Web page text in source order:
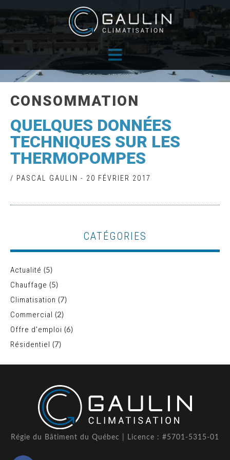
to
content
CONSOMMATION
QUELQUES DONNÉES
TECHNIQUES SUR LES
THERMOPOMPES
/ PASCAL GAULIN - 20 FÉVRIER 2017
CATÉGORIES
Actualité (5)
Chauffage (5)
Climatisation (7)
Commercial (2)
Offre d'emploi (6)
Résidentiel (7)
Régie du Bâtiment du Québec | Licence : #5701-5315-01